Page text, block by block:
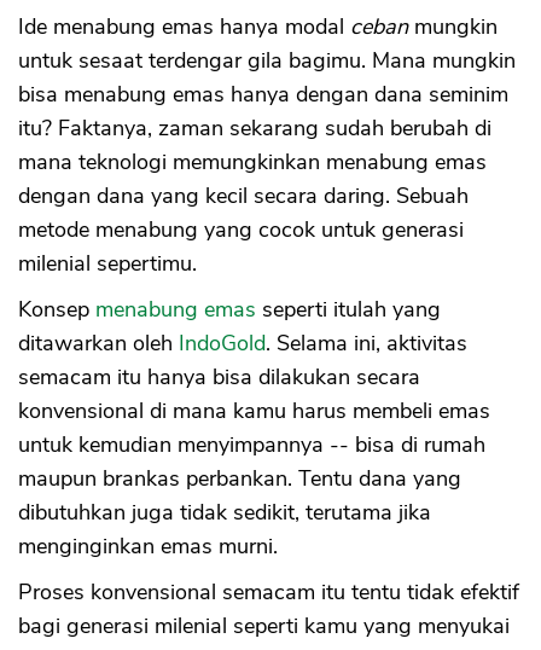
Ide menabung emas hanya modal cebanmungkin
untuk sesaat terdengar gila bagimu. Mana mungkin
bisa menabung emas hanya dengan dana seminim
itu? Faktanya, zaman sekarang sudah berubah di
mana teknologi memungkinkan menabung emas
dengan dana yang kecil secara daring. Sebuah
metode menabung yang cocok untuk generasi
milenial sepertimu.
Konsep menabung emas seperti itulah yang
ditawarkan oleh IndoGold. Selama ini, aktivitas
semacam itu hanya bisa dilakukan secara
konvensional di mana kamu harus membeli emas
untuk kemudian menyimpannya -- bisa di rumah
maupun brankas perbankan. Tentu dana yang
dibutuhkan juga tidak sedikit, terutama jika
menginginkan emas murni.
Proses konvensional semacam itu tentu tidak efektif
bagi generasi milenial seperti kamu yang menyukai